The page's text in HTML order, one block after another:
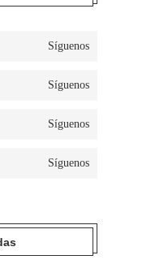
02/08/2026
Síguenos
Síguenos
Síguenos
Síguenos